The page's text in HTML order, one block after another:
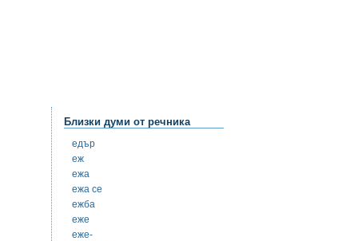
Близки думи от речника
едър
еж
ежа
ежа се
ежба
еже
еже-